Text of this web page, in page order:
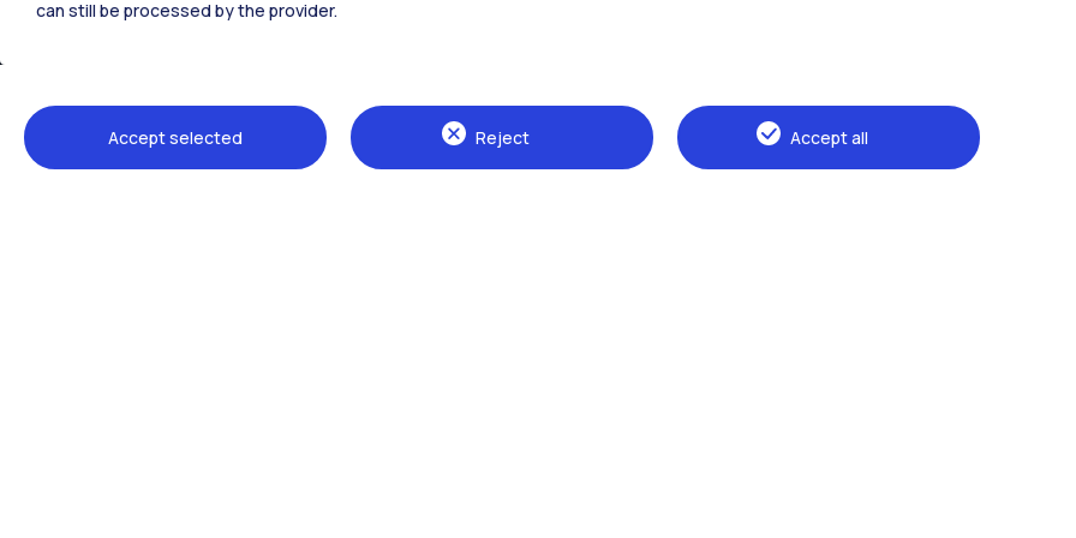
Sedi Naviga il sito
can still be processed by the provider.
Reject
Accept selected Accept all